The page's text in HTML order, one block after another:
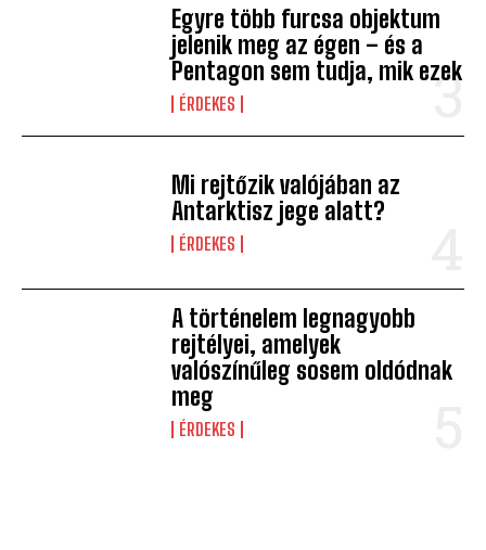
Egyre több furcsa objektum
jelenik meg az égen – és a
Pentagon sem tudja, mik ezek
ÉRDEKES
Mi rejtőzik valójában az
Antarktisz jege alatt?
ÉRDEKES
A történelem legnagyobb
rejtélyei, amelyek
valószínűleg sosem oldódnak
meg
ÉRDEKES